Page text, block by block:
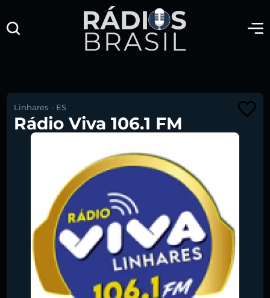
Linhares - ES
Rádio Viva 106.1 FM